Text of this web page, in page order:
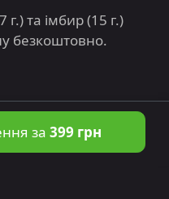
г.) та імбир (15 г.)
безкоштовно.
за 399 грн